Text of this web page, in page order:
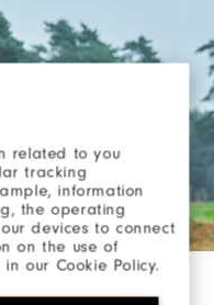
related to you
tracking
information
the operating
devices to connect
on the use of
our Cookie Policy.